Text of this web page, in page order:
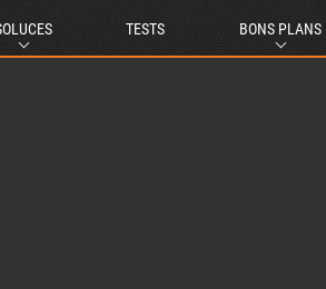
TESTS BONS PLANS